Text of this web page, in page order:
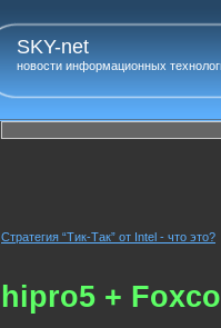
SKY-net
новости информационных
Стратегия “Тик-Так” от Intel - что это?
hipro5 +